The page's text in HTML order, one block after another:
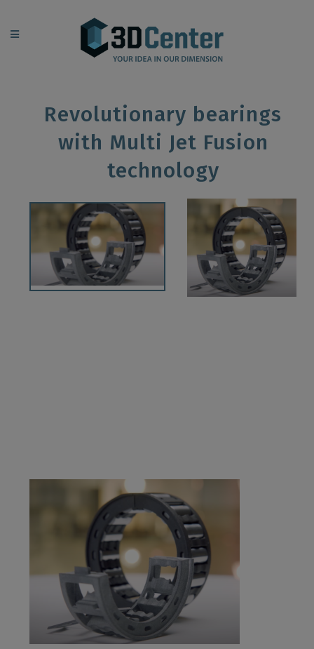
Revolutionary bearings
with Multi Jet Fusion
technology